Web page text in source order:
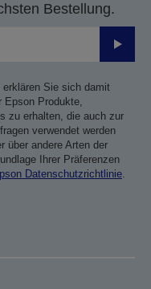
Bestellung.
erklären Sie sich damit
Epson Produkte,
zu erhalten, die auch zur
verwendet werden
über andere Arten der
Ihrer Präferenzen
Datenschutzrichtlinie.